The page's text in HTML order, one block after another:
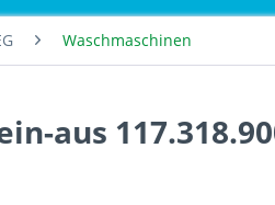
Waschmaschinen
aus